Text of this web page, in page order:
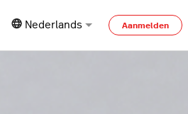
Nederlands Aanmelden